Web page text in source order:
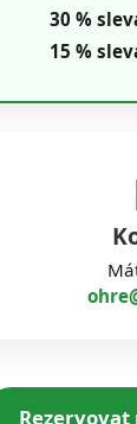
30 %
15 %
Rezervovat